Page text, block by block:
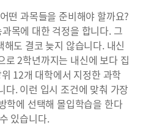
떤 과목들을 준비해야 할까요?
목에 대한 걱정을 합니다. 그
도 결코 늦지 않습니다. 내신
로 2학년까지는 내신에 보다 집
12개 대학에서 지정한 과학
. 이런 입시 조건에 맞춰 가장
학에 선택해 몰입학습을 한다
있습니다.